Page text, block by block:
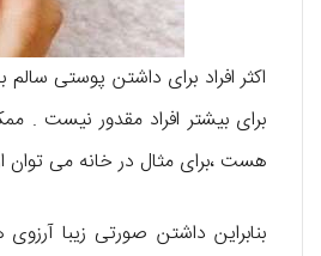
اکثر افراد برای داشتن پوستی
برای بیشتر افراد مقدور نیست .
هست ،برای مثال در خانه می
بنابراین داشتن صورتی زیبا